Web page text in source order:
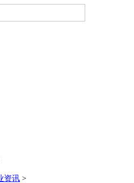
资讯 >